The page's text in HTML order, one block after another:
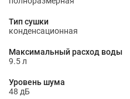
Тип сушки
конденсационная
Максимальный расход воды
9.5 л
Уровень шума
48 дБ